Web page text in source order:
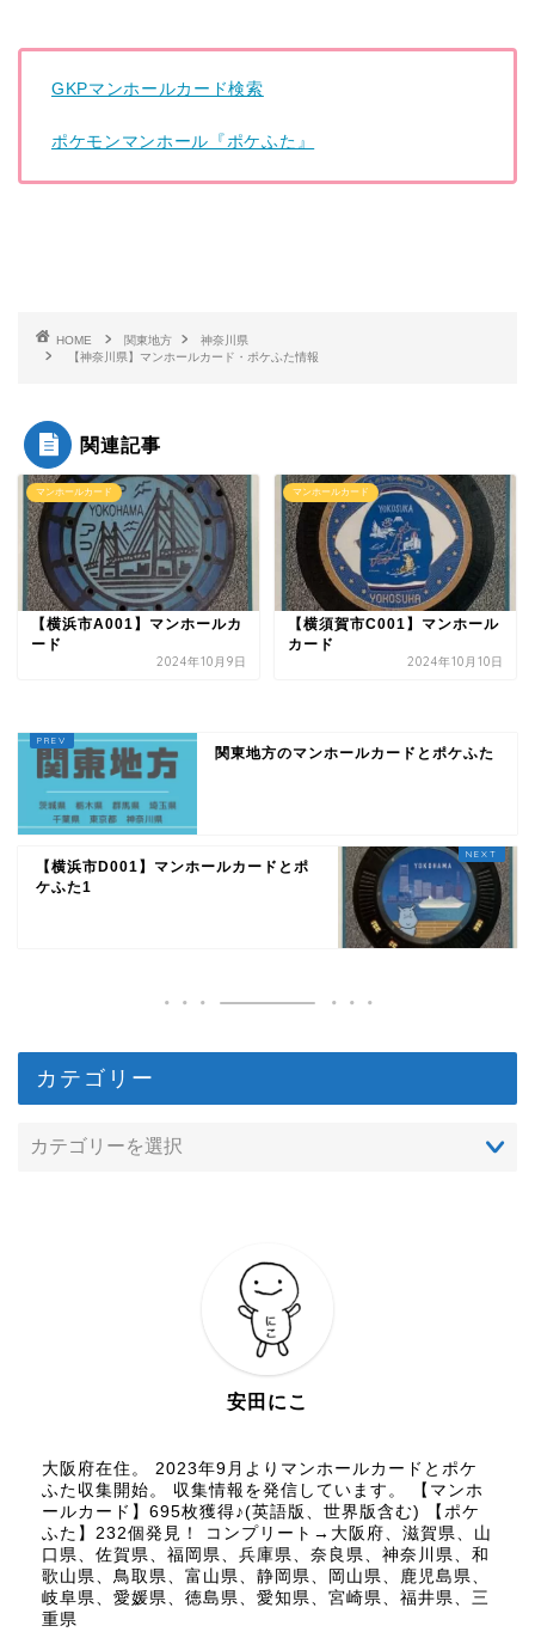
GKPマンホールカード検索
ポケモンマンホール『ポケふた』
HOME 関東地方
神奈川県
【神奈川県】マンホールカード・ポケふた情報
関連記事
マンホールカード
【横浜市A001】マンホールカ
ード
2024年10月9日
マンホールカード
【横須賀市C001】マンホール
カード
2024年10月10日
関東地方のマンホールカードとポケふた
【横浜市D001】マンホールカードとポ
ケふた1
カテゴリー
安田にこ
大阪府在住。 2023年9月よりマンホールカードとポケ
ふた収集開始。 収集情報を発信しています。 【マンホ
ールカード】695枚獲得♪(英語版、世界版含む) 【ポケ
ふた】232個発見！ コンプリート→大阪府、滋賀県、山
口県、佐賀県、福岡県、兵庫県、奈良県、神奈川県、和
歌山県、鳥取県、富山県、静岡県、岡山県、鹿児島県、
岐阜県、愛媛県、徳島県、愛知県、宮崎県、福井県、三
重県